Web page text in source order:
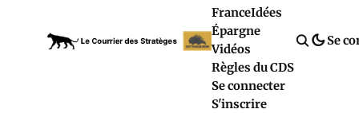
FranceIdées
Épargne
Vidéos
Règles du CDS
Se connecter
S'inscrire
Se